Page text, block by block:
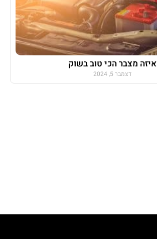
איזה מצבר הכי טוב בשוק
דצמבר 5, 2024